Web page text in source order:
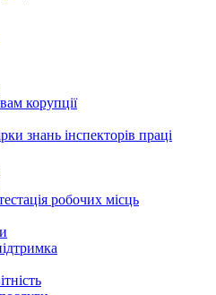
корупції
знань інспекторів праці
робочих місць